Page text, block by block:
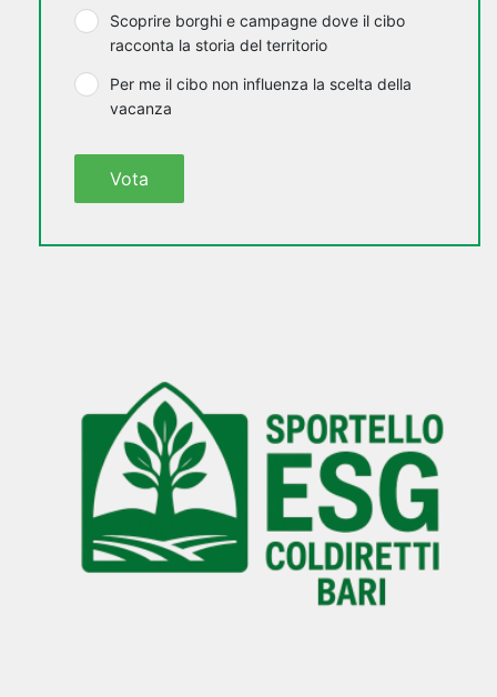
Scoprire borghi e campagne dove il cibo
racconta la storia del territorio
Per me il cibo non influenza la scelta della
vacanza
Vota